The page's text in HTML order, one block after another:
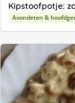
Kipstoofpotje:
Avondeten &